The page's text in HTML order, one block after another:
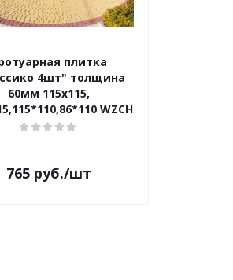
плитка
4шт" толщина
60мм 115x115,
WZCH
765 руб./шт